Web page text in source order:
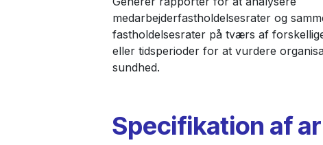
medarbejderfastholdelsesrater og
fastholdelsesrater på tværs af
eller tidsperioder for at vurdere
sundhed.
Specifikation af